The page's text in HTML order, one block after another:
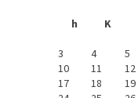
h
K
3
4 5
10
11 12
17
18 19